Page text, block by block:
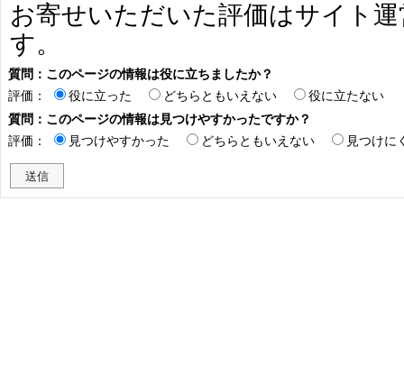
お寄せいただいた評価はサイト
す。
質問：このページの情報は役に立ちましたか？
評価：
役に立った どちらともいえない
役に立たない
質問：このページの情報は見つけやすかったですか？
評価：
見つけやすかった どちらともいえない 見つけに